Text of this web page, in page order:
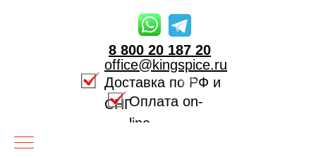
8 800 20 187 20
office@kingspice.ru
Доставка по РФ и
СНГОплата on-
line